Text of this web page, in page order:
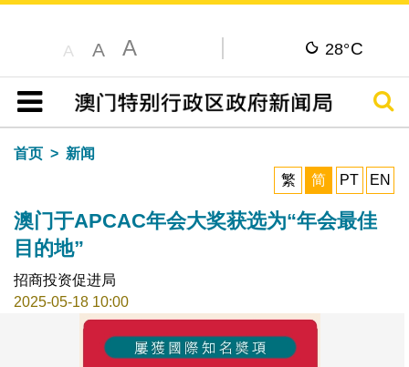
A A A 28°C
目录
搜寻
首页
新闻
繁
简 PT EN
澳门于APCAC年会大奖获选为“年会最佳
目的地”
招商投资促进局
2025-05-18 10:00